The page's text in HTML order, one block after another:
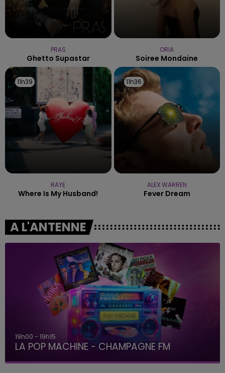
PRAS
Ghetto Supastar
ORIA
Soiree Mondaine
11h39
11h39
RAYE
Where Is My Husband!
11h36
11h36
ALEX WARREN
Fever Dream
A L'ANTENNE
19h00 - 19h15
LA POP MACHINE - CHAMPAGNE FM